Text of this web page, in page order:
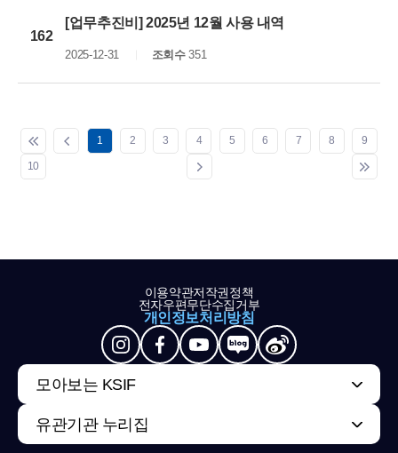
162
[업무추진비] 2025년 12월 사용 내역
2025-12-31 조회수351
1 2 3 4 5 6 7 8 9
10
이용약관저작권정책
전자우편무단수집거부
개인정보처리방침
모아보는 KSIF
유관기관 누리집